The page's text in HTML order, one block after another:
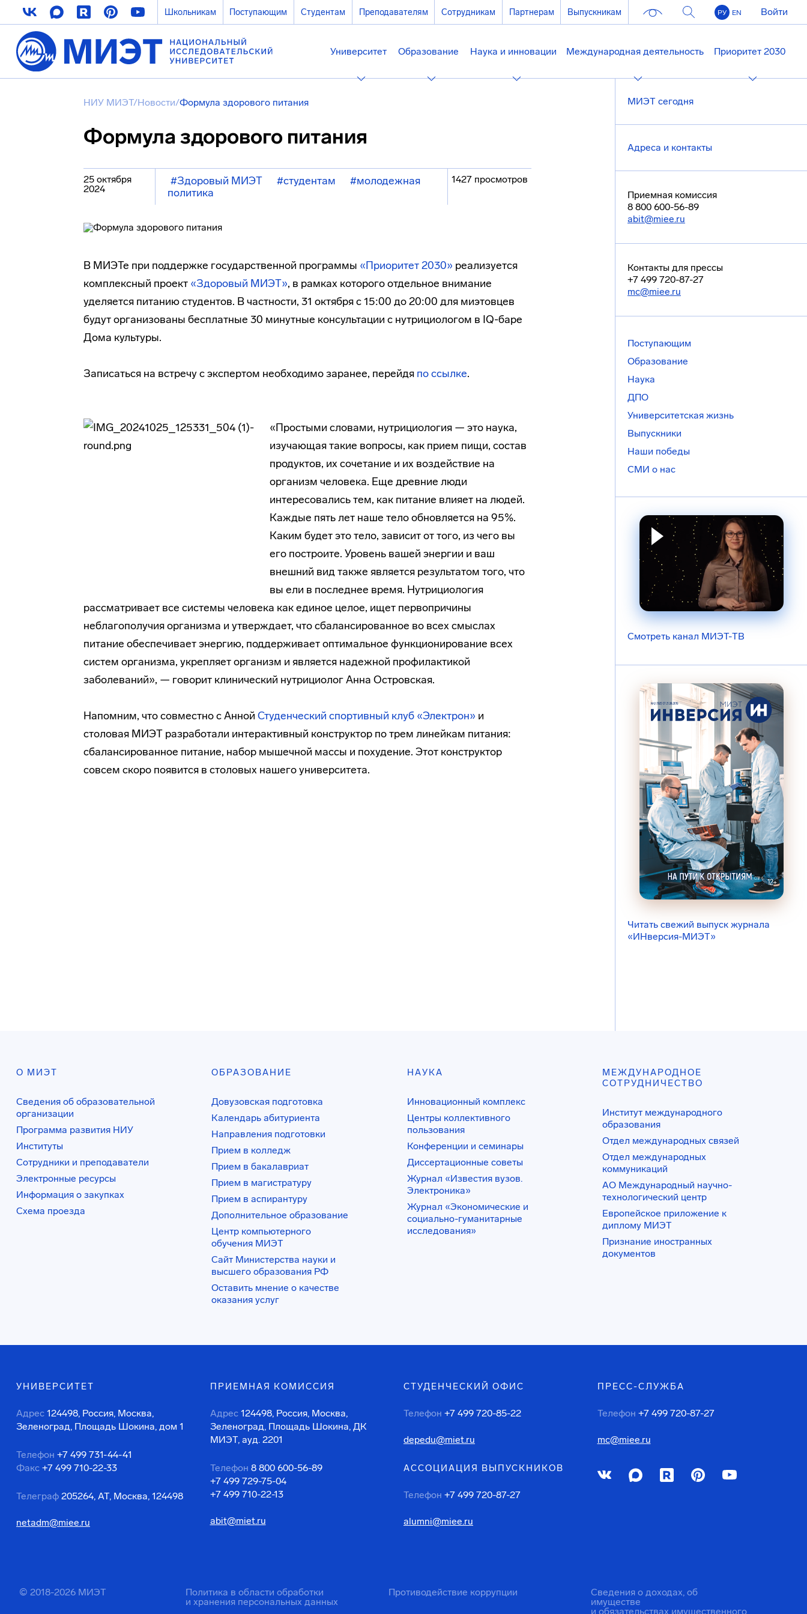
Школьникам Поступающим Студентам Преподавателям Сотрудникам Партнерам Выпускникам РУ EN Войти
Университет Образование Наука и инновации Международная деятельность Приоритет 2030
НИУ МИЭТ/Новости/Формула здорового питания
Формула здорового питания
25 октября
2024
#Здоровый МИЭТ #студентам
#молодежная
политика
1427 просмотров
В МИЭТе при поддержке государственной программы «Приоритет 2030» реализуется
комплексный проект «Здоровый МИЭТ», в рамках которого отдельное внимание
уделяется питанию студентов. В частности, 31 октября с 15:00 до 20:00 для миэтовцев
будут организованы бесплатные 30 минутные консультации с нутрициологом в IQ-баре
Дома культуры.
Записаться на встречу с экспертом необходимо заранее, перейдя по ссылке.
«Простыми словами, нутрициология — это наука,
изучающая такие вопросы, как прием пищи, состав
продуктов, их сочетание и их воздействие на
организм человека. Еще древние люди
интересовались тем, как питание влияет на людей.
Каждые пять лет наше тело обновляется на 95%.
Каким будет это тело, зависит от того, из чего вы
его построите. Уровень вашей энергии и ваш
внешний вид также является результатом того, что
вы ели в последнее время. Нутрициология
рассматривает все системы человека как единое целое, ищет первопричины
неблагополучия организма и утверждает, что сбалансированное во всех смыслах
питание обеспечивает энергию, поддерживает оптимальное функционирование всех
систем организма, укрепляет организм и является надежной профилактикой
заболеваний», — говорит клинический нутрициолог Анна Островская.
Напомним, что совместно с Анной Студенческий спортивный клуб «Электрон» и
столовая МИЭТ разработали интерактивный конструктор по трем линейкам питания:
сбалансированное питание, набор мышечной массы и похудение. Этот конструктор
совсем скоро появится в столовых нашего университета.
МИЭТ сегодня
Адреса и контакты
Приемная комиссия
8 800 600-56-89
abit@miee.ru
Контакты для прессы
+7 499 720-87-27
mc@miee.ru
Поступающим
Образование
Наука
ДПО
Университетская жизнь
Выпускники
Наши победы
СМИ о нас
Смотреть канал МИЭТ-ТВ
Читать свежий выпуск журнала
«ИНверсия-МИЭТ»
О МИЭТ
Сведения об образовательной
организации
Программа развития НИУ
Институты
Сотрудники и преподаватели
Электронные ресурсы
Информация о закупках
Схема проезда
ОБРАЗОВАНИЕ
Довузовская подготовка
Календарь абитуриента
Направления подготовки
Прием в колледж
Прием в бакалавриат
Прием в магистратуру
Прием в аспирантуру
Дополнительное образование
Центр компьютерного
обучения МИЭТ
Сайт Министерства науки и
высшего образования РФ
Оставить мнение о качестве
оказания услуг
НАУКА
Инновационный комплекс
Центры коллективного
пользования
Конференции и семинары
Диссертационные советы
Журнал «Известия вузов.
Электроника»
Журнал «Экономические и
социально-гуманитарные
исследования»
МЕЖДУНАРОДНОЕ
СОТРУДНИЧЕСТВО
Институт международного
образования
Отдел международных связей
Отдел международных
коммуникаций
АО Международный научно-
технологический центр
Европейское приложение к
диплому МИЭТ
Признание иностранных
документов
УНИВЕРСИТЕТ
Адрес 124498, Россия, Москва,
Зеленоград, Площадь Шокина, дом 1
Телефон +7 499 731-44-41
Факс +7 499 710-22-33
Телеграф 205264, АТ, Москва, 124498
netadm@miee.ru
ПРИЕМНАЯ КОМИССИЯ
Адрес 124498, Россия, Москва,
Зеленоград, Площадь Шокина, ДК
МИЭТ, ауд. 2201
Телефон 8 800 600-56-89
+7 499 729-75-04
+7 499 710-22-13
abit@miet.ru
СТУДЕНЧЕСКИЙ ОФИС
Телефон +7 499 720-85-22
depedu@miet.ru
АССОЦИАЦИЯ ВЫПУСКНИКОВ
Телефон +7 499 720-87-27
alumni@miee.ru
ПРЕСС-СЛУЖБА
Телефон +7 499 720-87-27
mc@miee.ru
© 2018-2026 МИЭТ
Политика в области обработки
и хранения персональных данных
Противодействие коррупции
Сведения о доходах, об
имуществе
и обязательствах имущественного